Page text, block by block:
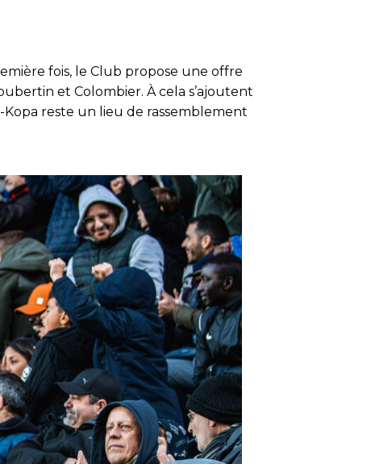
fois, le Club propose une offre
et Colombier. À cela s’ajoutent
reste un lieu de rassemblement